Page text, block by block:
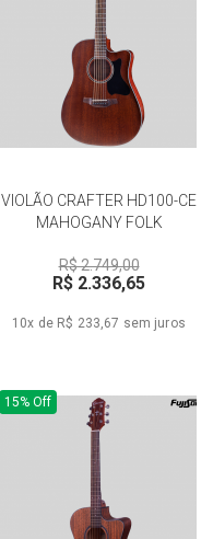
VIOLÃO CRAFTER HD100-CE
MAHOGANY FOLK
R$ 2.749,00
R$ 2.336,65
10x de R$ 233,67 sem juros
15% Off